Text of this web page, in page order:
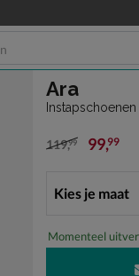
Ara
van € 119,99
119,99 99,99
Kies je maat
Momenteel